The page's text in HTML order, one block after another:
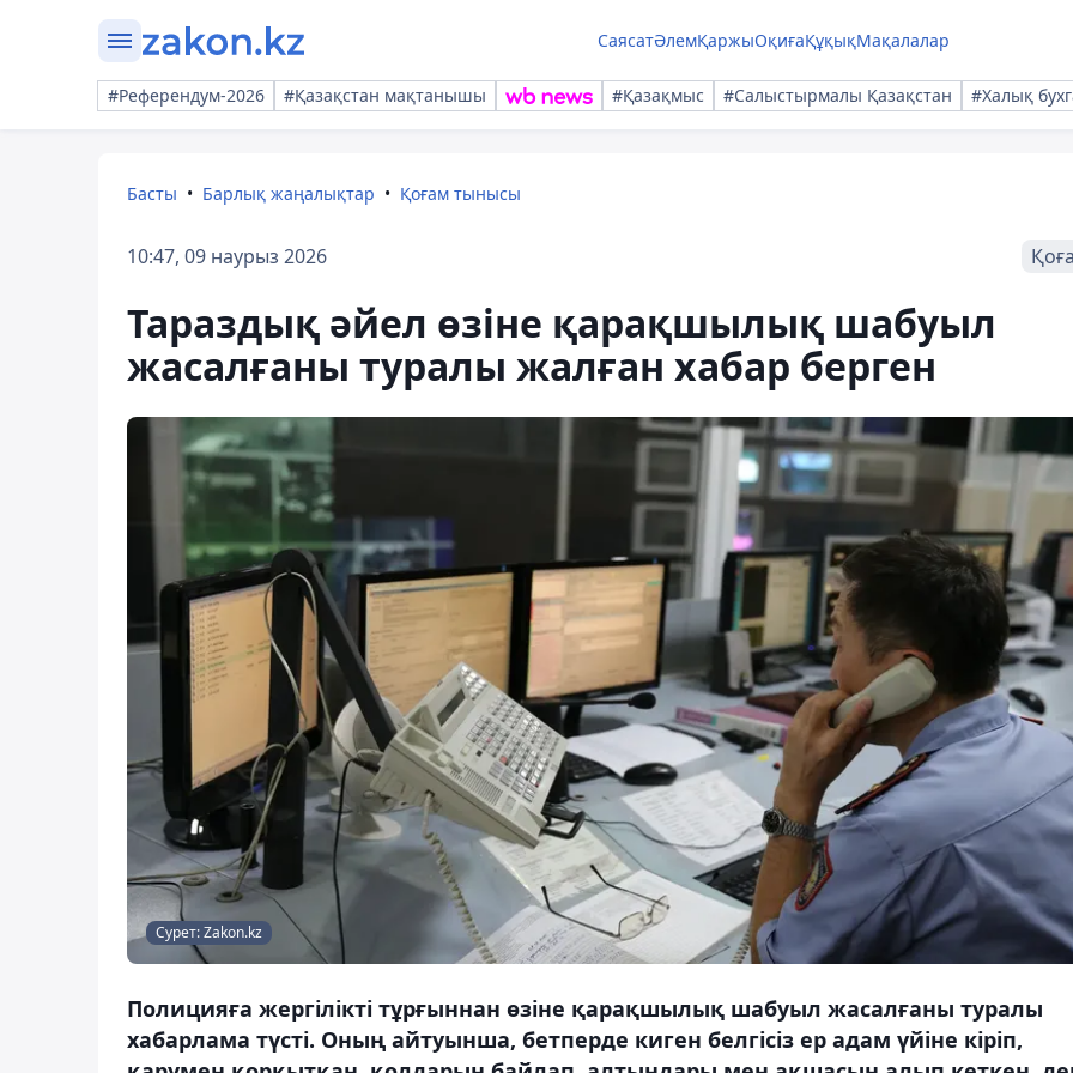
СаясатӘлемҚаржыОқиғаҚұқықМақалалар
#Референдум-2026 #Қазақстан мақтанышы #Қазақмыс #Салыстырмалы Қазақстан #Халық
Басты Барлық жаңалықтар Қоғам тынысы
10:47, 09 наурыз 2026
Тараздық әйел өзіне қарақшылық шабуыл
жасалғаны туралы жалған хабар берген
Сурет: Zakon.kz
Полицияға жергілікті тұрғыннан өзіне қарақшылық шабуыл жасалғаны туралы
хабарлама түсті. Оның айтуынша, бетперде киген белгісіз ер адам үйіне кіріп,